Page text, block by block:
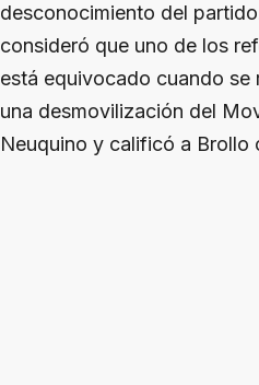
desconocimiento del
consideró que uno de los
está equivocado cuando se
una desmovilización del
Neuquino y calificó a Brollo